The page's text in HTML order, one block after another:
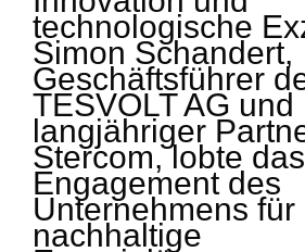
technologische
Simon Schandert,
Geschäftsführer
TESVOLT AG und
langjähriger
Stercom, lobte
Engagement des
Unternehmens für
nachhaltige